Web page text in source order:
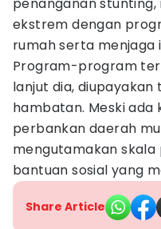
ekstrem dengan
rumah serta menjaga
Program-program
lanjut dia,
hambatan. Meski ada
perbankan daerah
mengutamakan
bantuan sosial yang
Share Article